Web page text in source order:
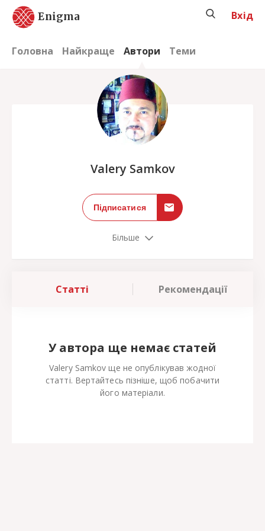
Enigma
Головна Найкраще Автори Теми
Вхід
Valery Samkov
Підписатися
Більше
Статті Рекомендації
У автора ще немає статей
Valery Samkov ще не опублікував жодної
статті. Вертайтесь пізніше, щоб побачити
його матеріали.